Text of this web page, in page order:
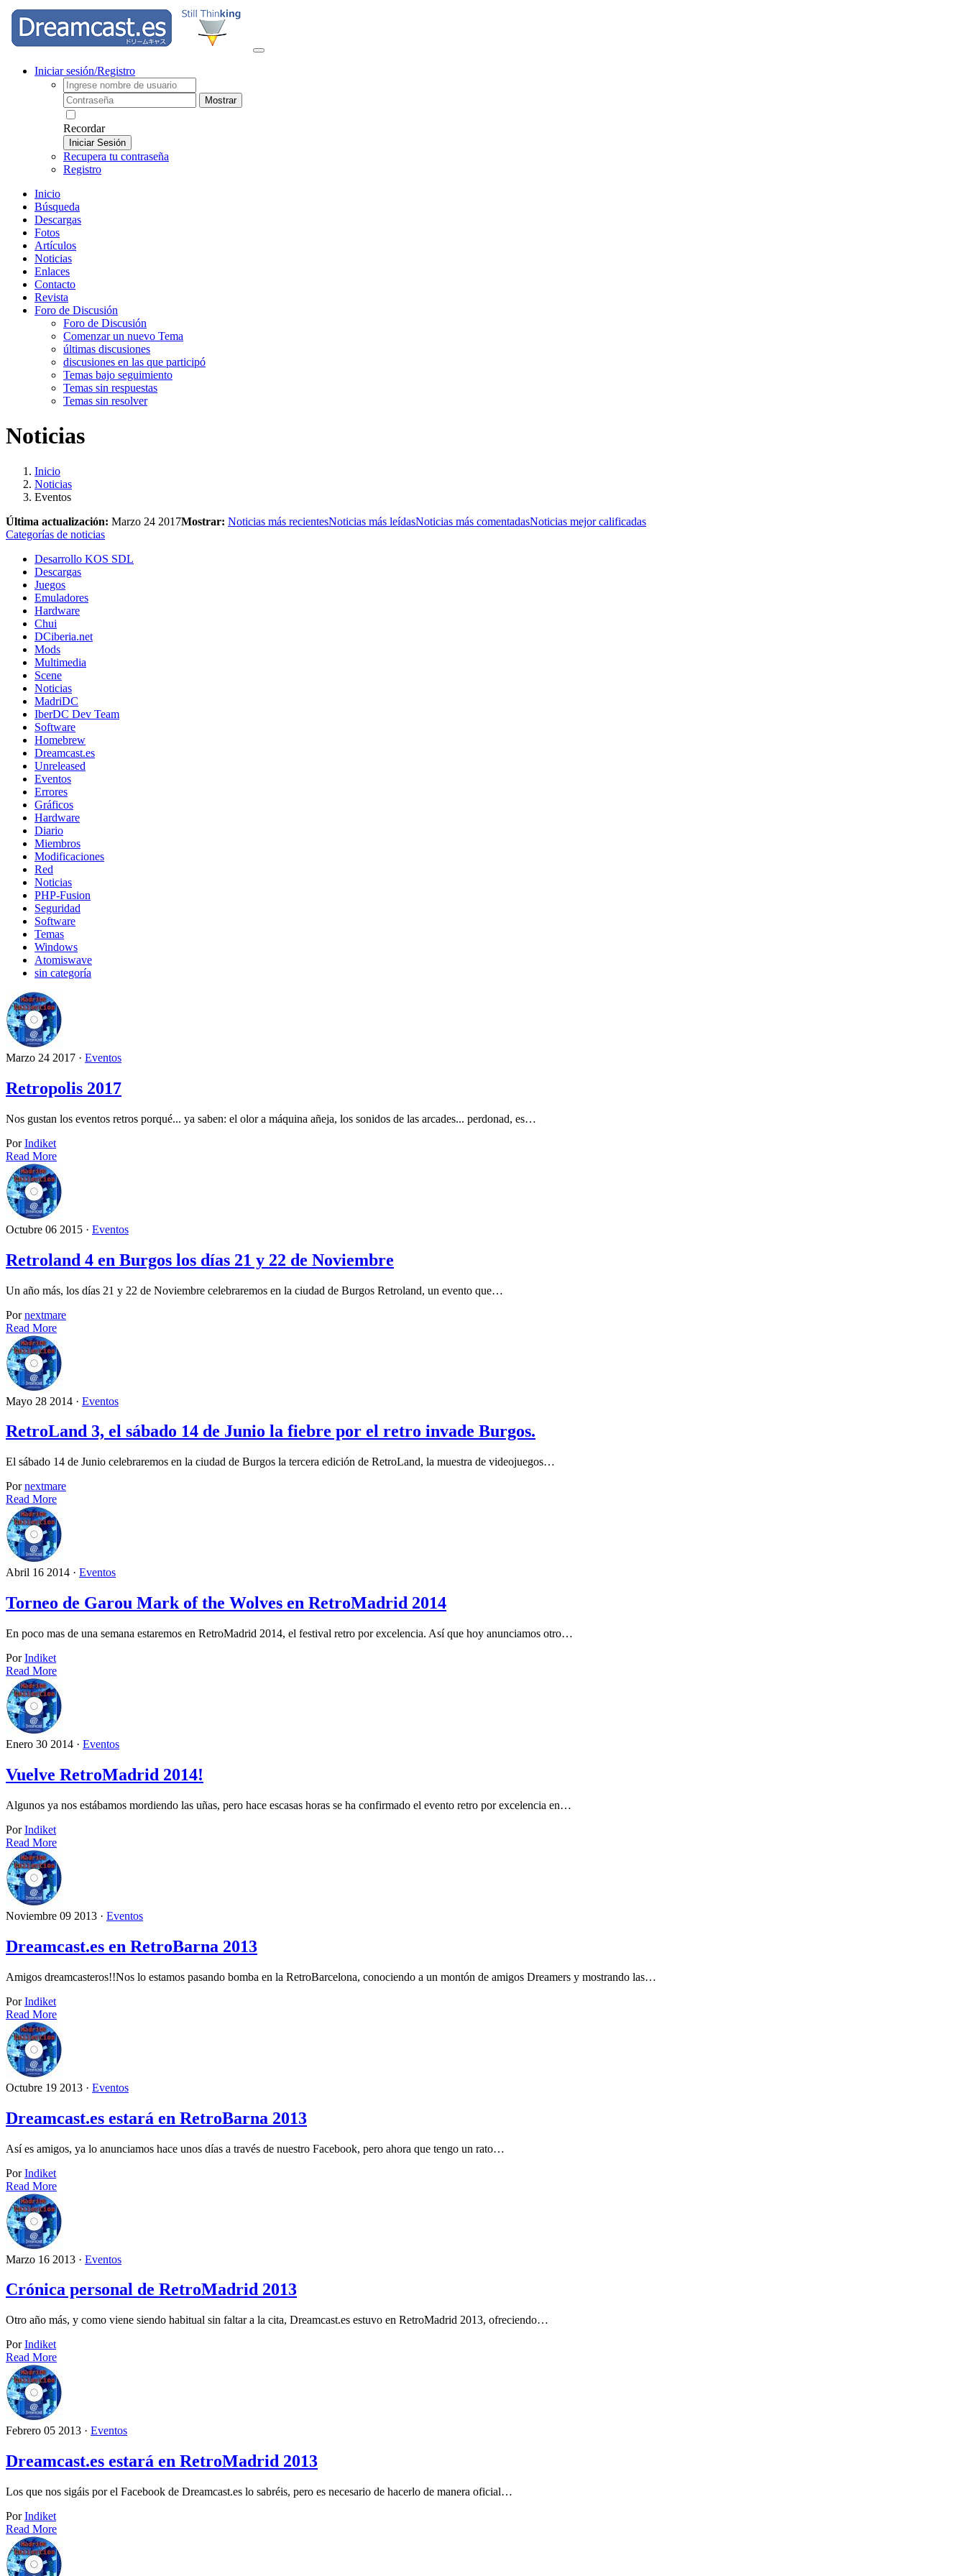
Iniciar sesión/Registro
Mostrar
Recordar
Iniciar Sesión
Recupera tu contraseña
Registro
Inicio
Búsqueda
Descargas
Fotos
Artículos
Noticias
Enlaces
Contacto
Revista
Foro de Discusión
Foro de Discusión
Comenzar un nuevo Tema
últimas discusiones
discusiones en las que participó
Temas bajo seguimiento
Temas sin respuestas
Temas sin resolver
Noticias
Inicio
Noticias
Eventos
Última actualización: Marzo 24 2017Mostrar: Noticias más recientesNoticias más leídasNoticias más comentadasNoticias mejor calificadas
Categorías de noticias
Desarrollo KOS SDL
Descargas
Juegos
Emuladores
Hardware
Chui
DCiberia.net
Mods
Multimedia
Scene
Noticias
MadriDC
IberDC Dev Team
Software
Homebrew
Dreamcast.es
Unreleased
Eventos
Errores
Gráficos
Hardware
Diario
Miembros
Modificaciones
Red
Noticias
PHP-Fusion
Seguridad
Software
Temas
Windows
Atomiswave
sin categoría
Marzo 24 2017 · Eventos
Retropolis 2017
Nos gustan los eventos retros porqué... ya saben: el olor a máquina añeja, los sonidos de las arcades... perdonad, es…
PorIndiket
Read More
Octubre 06 2015 · Eventos
Retroland 4 en Burgos los días 21 y 22 de Noviembre
Un año más, los días 21 y 22 de Noviembre celebraremos en la ciudad de Burgos Retroland, un evento que…
Pornextmare
Read More
Mayo 28 2014 · Eventos
RetroLand 3, el sábado 14 de Junio la fiebre por el retro invade Burgos.
El sábado 14 de Junio celebraremos en la ciudad de Burgos la tercera edición de RetroLand, la muestra de videojuegos…
Pornextmare
Read More
Abril 16 2014 · Eventos
Torneo de Garou Mark of the Wolves en RetroMadrid 2014
En poco mas de una semana estaremos en RetroMadrid 2014, el festival retro por excelencia. Así que hoy anunciamos otro…
PorIndiket
Read More
Enero 30 2014 · Eventos
Vuelve RetroMadrid 2014!
Algunos ya nos estábamos mordiendo las uñas, pero hace escasas horas se ha confirmado el evento retro por excelencia en…
PorIndiket
Read More
Noviembre 09 2013 · Eventos
Dreamcast.es en RetroBarna 2013
Amigos dreamcasteros!!Nos lo estamos pasando bomba en la RetroBarcelona, conociendo a un montón de amigos Dreamers y mostrando las…
PorIndiket
Read More
Octubre 19 2013 · Eventos
Dreamcast.es estará en RetroBarna 2013
Así es amigos, ya lo anunciamos hace unos días a través de nuestro Facebook, pero ahora que tengo un rato…
PorIndiket
Read More
Marzo 16 2013 · Eventos
Crónica personal de RetroMadrid 2013
Otro año más, y como viene siendo habitual sin faltar a la cita, Dreamcast.es estuvo en RetroMadrid 2013, ofreciendo…
PorIndiket
Read More
Febrero 05 2013 · Eventos
Dreamcast.es estará en RetroMadrid 2013
Los que nos sigáis por el Facebook de Dreamcast.es lo sabréis, pero es necesario de hacerlo de manera oficial…
PorIndiket
Read More